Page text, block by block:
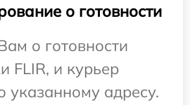
о готовности
о готовности
FLIR, и курьер
указанному адресу.